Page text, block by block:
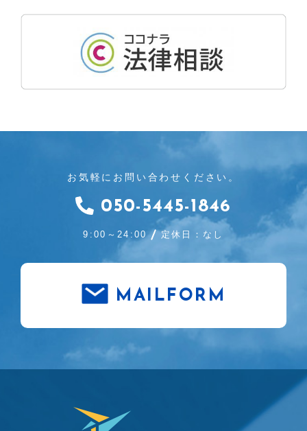
MAILFORM
お気軽にお問い合わせください。
050-5445-1846
9:00～24:00 定休日：なし